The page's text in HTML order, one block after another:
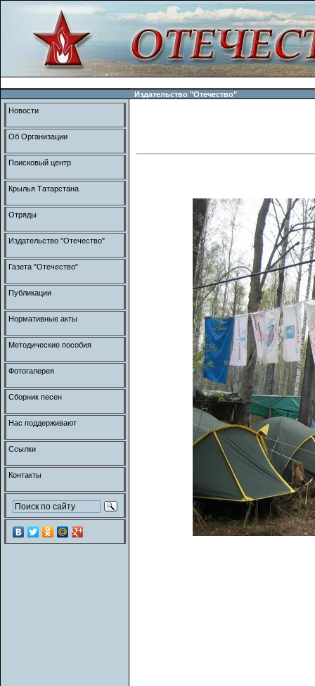
Издательство "Отечество"
Новости
Об Организации
Поисковый центр
Крылья Татарстана
Отряды
Издательство "Отечество"
Газета "Отечество"
Публикации
Нормативные акты
Методические пособия
Фотогалерея
Сборник песен
Нас поддерживают
Ссылки
Контакты